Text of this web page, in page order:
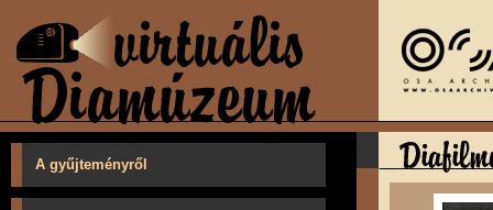
A gyűjteményről